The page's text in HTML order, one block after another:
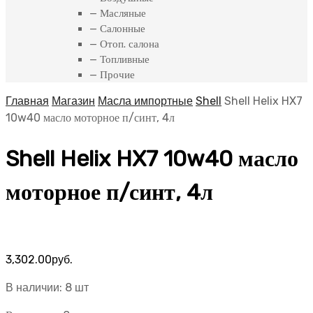
— Масляные
— Салонные
— Отоп. салона
— Топливные
— Прочие
Главная Магазин Масла импортные Shell
Shell Helix HX7
10w40 масло моторное п/синт, 4л
Shell Helix HX7 10w40 масло
моторное п/синт, 4л
3,302.00руб.
В наличии: 8 шт